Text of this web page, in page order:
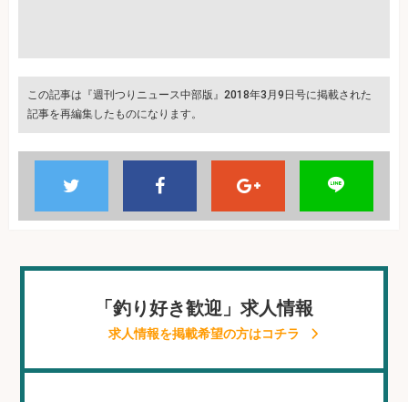
この記事は『週刊つりニュース中部版』2018年3月9日号に掲載された
記事を再編集したものになります。
「釣り好き歓迎」求人情報
求人情報を掲載希望の方はコチラ